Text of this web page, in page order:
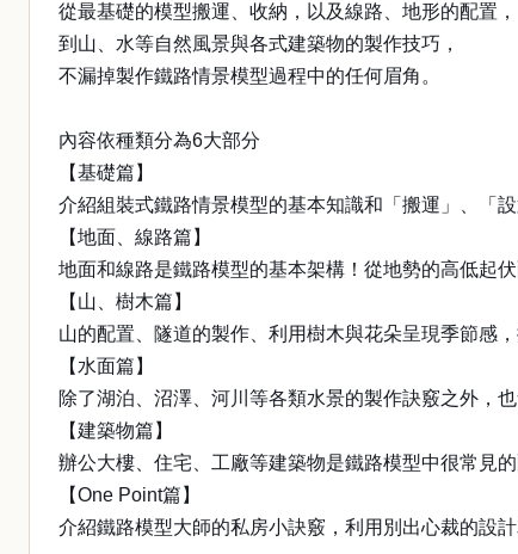
從最基礎的模型搬運、收納，以及線路、地形的配置，
到山、水等自然風景與各式建築物的製作技巧，
不漏掉製作鐵路情景模型過程中的任何眉角。
內容依種類分為6大部分
【基礎篇】
介紹組裝式鐵路情景模型的基本知識和「搬運」、「設
【地面、線路篇】
地面和線路是鐵路模型的基本架構！從地勢的高低起
【山、樹木篇】
山的配置、隧道的製作、利用樹木與花朵呈現季節感
【水面篇】
除了湖泊、沼澤、河川等各類水景的製作訣竅之外，
【建築物篇】
辦公大樓、住宅、工廠等建築物是鐵路模型中很常見
【One Point篇】
介紹鐵路模型大師的私房小訣竅，利用別出心裁的設計